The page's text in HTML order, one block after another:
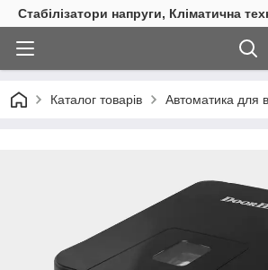
Стабілізатори напруги, Кліматична
Каталог товарів Автоматика для